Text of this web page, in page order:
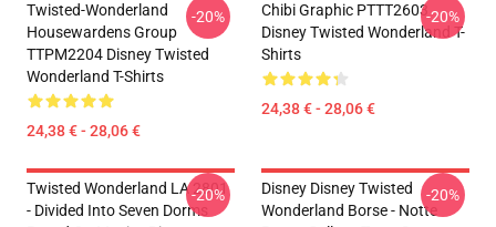
Twisted-Wonderland
Housewardens Group
TTPM2204 Disney Twisted
Wonderland T-Shirts
24,38 € - 28,06 €
-20%
Chibi Graphic PTTT2603
Disney Twisted Wonderland T-
Shirts
24,38 € - 28,06 €
-20%
Twisted Wonderland LA 2801
- Divided Into Seven Dorms
-20%
Disney Disney Twisted
Wonderland Borse - Notte
-20%